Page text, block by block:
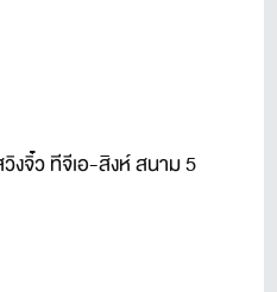
จิ๋ว ทีจีเอ-สิงห์ สนาม 5